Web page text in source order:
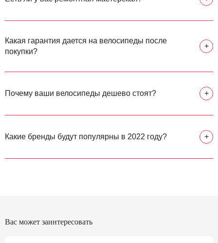
Какая гарантия дается на велосипеды после
покупки?
+
Почему ваши велосипеды дешево стоят? +
Какие бренды будут популярны в 2022 году? +
Вас может заинтересовать